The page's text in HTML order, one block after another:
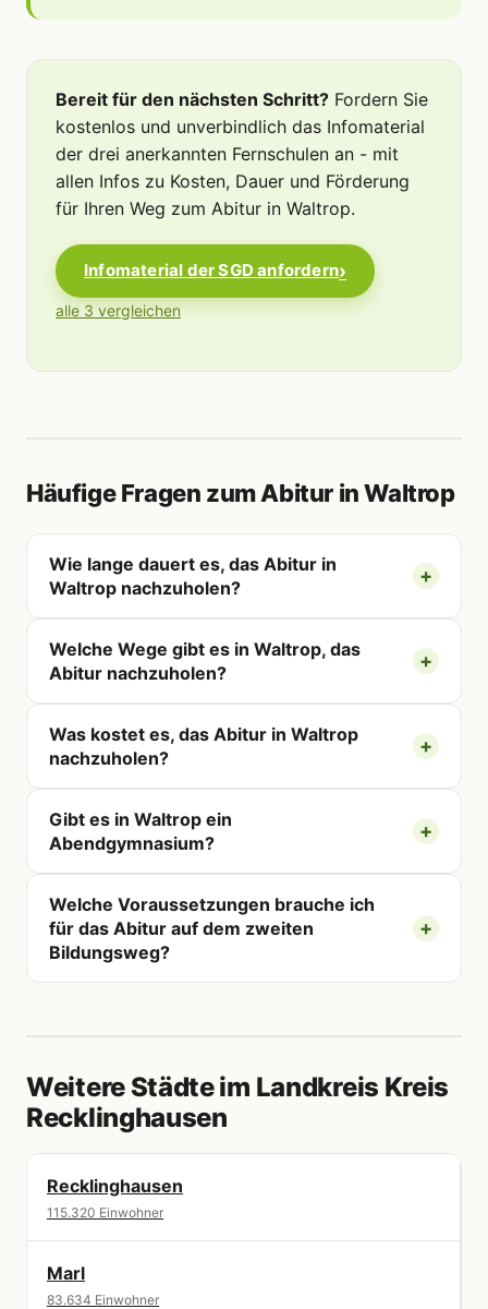
Bereit für den nächsten Schritt? Fordern Sie
kostenlos und unverbindlich das Infomaterial
der drei anerkannten Fernschulen an - mit
allen Infos zu Kosten, Dauer und Förderung
für Ihren Weg zum Abitur in Waltrop.
Infomaterial der SGD anfordern
alle 3 vergleichen
Häufige Fragen zum Abitur in Waltrop
Wie lange dauert es, das Abitur in
Waltrop nachzuholen?
Welche Wege gibt es in Waltrop, das
Abitur nachzuholen?
Was kostet es, das Abitur in Waltrop
nachzuholen?
Gibt es in Waltrop ein
Abendgymnasium?
Welche Voraussetzungen brauche ich
für das Abitur auf dem zweiten
Bildungsweg?
Weitere Städte im Landkreis Kreis
Recklinghausen
Recklinghausen
115.320 Einwohner
Marl
83.634 Einwohner